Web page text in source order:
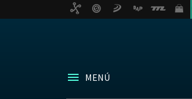
MENÚ